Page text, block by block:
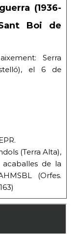
(1936-
Boi de
Serra
el 6 de
(Terra Alta),
acaballes de la
(Orfes.